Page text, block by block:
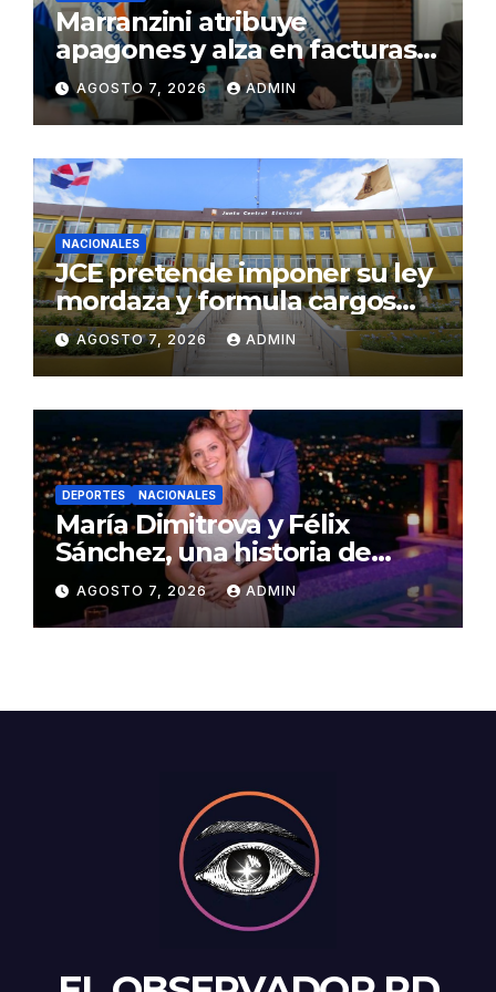
Marranzini atribuye
apagones y alza en facturas
eléctricas al calor y procesos
de mantenimiento
AGOSTO 7, 2026 ADMIN
NACIONALES
JCE pretende imponer su ley
mordaza y formula cargos
contra ACD Media por
publicar encuestas
AGOSTO 7, 2026 ADMIN
DEPORTES NACIONALES
María Dimitrova y Félix
Sánchez, una historia de
amor escrita con medallas de
oro
AGOSTO 7, 2026 ADMIN